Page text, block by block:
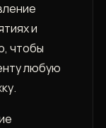
и
чтобы
любую